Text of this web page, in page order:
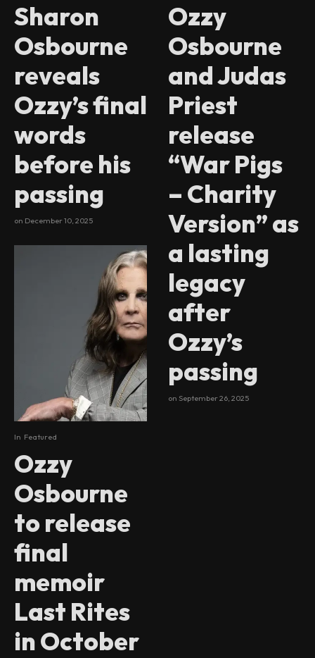
Sharon
Osbourne
reveals
Ozzy’s final
words
before his
passing
on December 10, 2025
In Featured
Ozzy
Osbourne
to release
final
memoir
Last Rites
in October
Ozzy
Osbourne
and Judas
Priest
release
“War Pigs
– Charity
Version” as
a lasting
legacy
after
Ozzy’s
passing
on September 26, 2025